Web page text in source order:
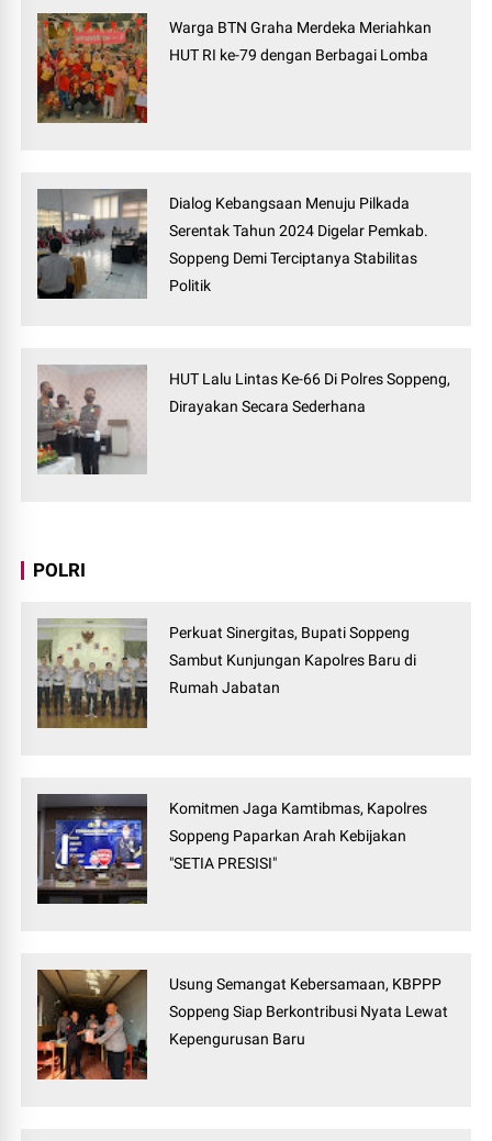
Warga BTN Graha Merdeka Meriahkan
HUT RI ke-79 dengan Berbagai Lomba
Dialog Kebangsaan Menuju Pilkada
Serentak Tahun 2024 Digelar Pemkab.
Soppeng Demi Terciptanya Stabilitas
Politik
HUT Lalu Lintas Ke-66 Di Polres Soppeng,
Dirayakan Secara Sederhana
POLRI
Perkuat Sinergitas, Bupati Soppeng
Sambut Kunjungan Kapolres Baru di
Rumah Jabatan
Komitmen Jaga Kamtibmas, Kapolres
Soppeng Paparkan Arah Kebijakan
"SETIA PRESISI"
Usung Semangat Kebersamaan, KBPPP
Soppeng Siap Berkontribusi Nyata Lewat
Kepengurusan Baru